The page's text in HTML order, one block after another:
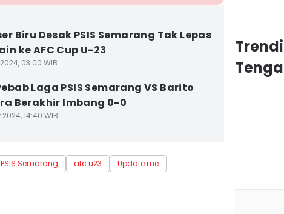
Biru Desak PSIS Semarang Tak Lepas
ke AFC Cup U-23
03:00 WIB
Laga PSIS Semarang VS Barito
Berakhir Imbang 0-0
14:40 WIB
PSIS Semarang afc u23 Update me